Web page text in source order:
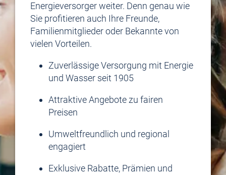
Energieversorger weiter. Denn genau wie
Sie profitieren auch Ihre Freunde,
Familienmitglieder oder Bekannte von
vielen Vorteilen.
Zuverlässige Versorgung mit Energie
und Wasser seit 1905
Attraktive Angebote zu fairen
Preisen
Umweltfreundlich und regional
engagiert
Exklusive Rabatte, Prämien und